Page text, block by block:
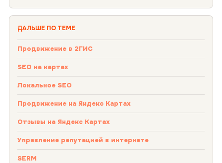
ДАЛЬШЕ ПО ТЕМЕ
Продвижение в 2ГИС
SEO на картах
Локальное SEO
Продвижение на Яндекс Картах
Отзывы на Яндекс Картах
Управление репутацией в интернете
SERM